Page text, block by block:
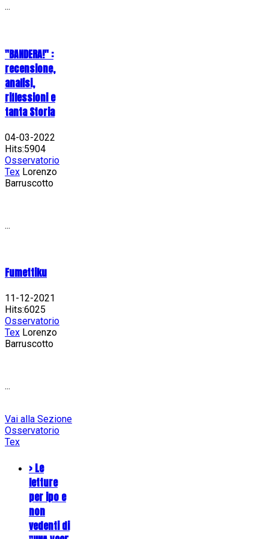
...
"BANDERA!" :
recensione,
analisi,
riflessioni e
tanta Storia
04-03-2022
Hits:5904
Osservatorio
Tex Lorenzo
Barruscotto
...
Fumettiku
11-12-2021
Hits:6025
Osservatorio
Tex Lorenzo
Barruscotto
...
Vai alla Sezione
Osservatorio
Tex
> Le
letture
per ipo e
non
vedenti di